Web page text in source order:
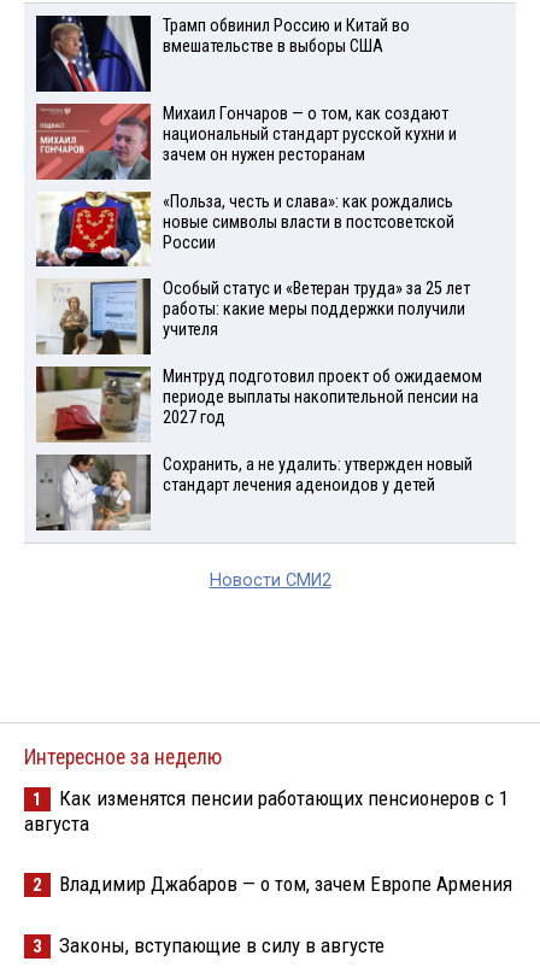
Трамп обвинил Россию и Китай во
вмешательстве в выборы США
Михаил Гончаров — о том, как создают
национальный стандарт русской кухни и
зачем он нужен ресторанам
«Польза, честь и слава»: как рождались
новые символы власти в постсоветской
России
Особый статус и «Ветеран труда» за 25 лет
работы: какие меры поддержки получили
учителя
Минтруд подготовил проект об ожидаемом
периоде выплаты накопительной пенсии на
2027 год
Сохранить, а не удалить: утвержден новый
стандарт лечения аденоидов у детей
Новости СМИ2
Интересное за неделю
1
Как изменятся пенсии работающих пенсионеров с 1
августа
2 Владимир Джабаров — о том, зачем Европе Армения
3 Законы, вступающие в силу в августе